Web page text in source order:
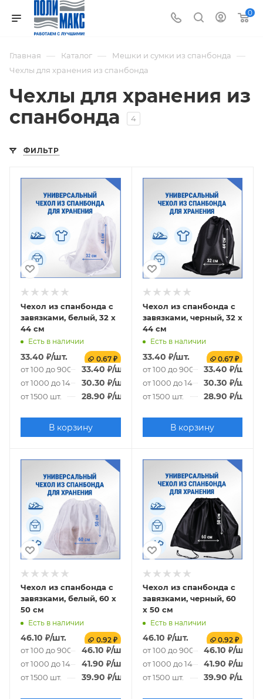
0
Главная — Каталог — Мешки и сумки из спанбонда —
Чехлы для хранения из спанбонда
Чехлы для хранения из
спанбонда
4
ФИЛЬТР
Чехол из спанбонда с
завязками, белый, 32 х
44 см
Есть в наличии
33.40 ₽/шт. 0.67 ₽
от 100 до 900 шт.33.40 ₽/шт.
от 1000 до 1400 шт.
30.30 ₽/шт.
от 1500 шт. 28.90 ₽/шт.
В корзину
Чехол из спанбонда с
завязками, черный, 32 х
44 см
Есть в наличии
33.40 ₽/шт. 0.67 ₽
от 100 до 900 шт.33.40 ₽/шт.
от 1000 до 1400 шт.30.30 ₽/шт.
от 1500 шт. 28.90 ₽/шт.
В корзину
Чехол из спанбонда с
завязками, белый, 60 х
50 см
Есть в наличии
46.10 ₽/шт. 0.92 ₽
от 100 до 900 шт.46.10 ₽/шт.
от 1000 до 1400 шт.
41.90 ₽/шт.
от 1500 шт. 39.90 ₽/шт.
Чехол из спанбонда с
завязками, черный, 60
х 50 см
Есть в наличии
46.10 ₽/шт. 0.92 ₽
от 100 до 900 шт.46.10 ₽/шт.
от 1000 до 1400 шт.
41.90 ₽/шт.
от 1500 шт. 39.90 ₽/шт.